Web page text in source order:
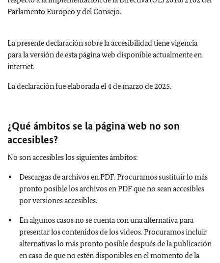
Parlamento Europeo y del Consejo.
La presente declaración sobre la accesibilidad tiene vigencia
para la versión de esta página web disponible actualmente en
internet.
La declaración fue elaborada el 4 de marzo de 2025.
¿Qué ámbitos se la página web no son
accesibles?
No son accesibles los siguientes ámbitos:
Descargas de archivos en PDF. Procuramos sustituir lo más
pronto posible los archivos en PDF que no sean accesibles
por versiones accesibles.
En algunos casos no se cuenta con una alternativa para
presentar los contenidos de los videos. Procuramos incluir
alternativas lo más pronto posible después de la publicación
en caso de que no estén disponibles en el momento de la